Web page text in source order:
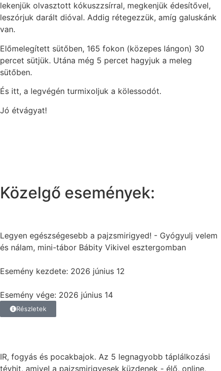
lekenjük olvasztott kókuszzsírral, megkenjük édesítővel,
leszórjuk darált dióval. Addig rétegezzük, amíg galuskánk
van.
Előmelegített sütőben, 165 fokon (közepes lángon) 30
percet sütjük. Utána még 5 percet hagyjuk a meleg
sütőben.
És itt, a legvégén turmixoljuk a kölessodót.
Jó étvágyat!
Közelgő események:
Legyen egészségesebb a pajzsmirigyed! - Gyógyulj velem
és nálam, mini-tábor Bábity Vikivel esztergomban
Esemény kezdete: 2026 június 12
Esemény vége: 2026 június 14
Részletek
IR, fogyás és pocakbajok. Az 5 legnagyobb táplálkozási
tévhit, amivel a pajzsmirigyesek küzdenek - élő, online,